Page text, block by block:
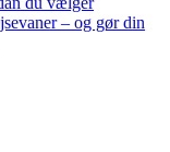
– og gør din